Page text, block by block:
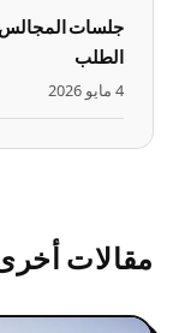
جلسات المجالس
الطلب
4 مايو 2026
مقالات